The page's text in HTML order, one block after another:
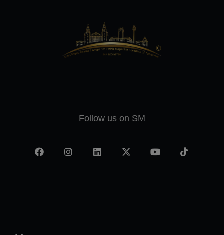
Follow us on SM
FacebookInstagramLinkedIn YouTubeTikTok